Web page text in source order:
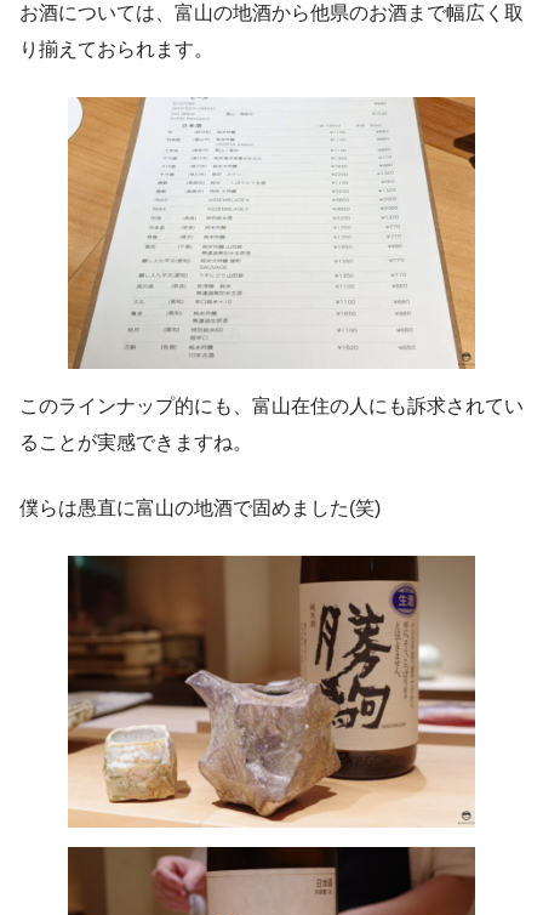
お酒については、富山の地酒から他県のお酒まで幅広く取
り揃えておられます。
このラインナップ的にも、富山在住の人にも訴求されてい
ることが実感できますね。
僕らは愚直に富山の地酒で固めました(笑)